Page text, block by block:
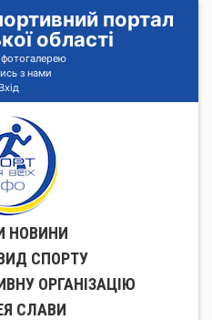
портал
області
з нами
Вхід
НОВИНИ
СПОРТУ
ОРГАНIЗАЦIЮ
СЛАВИ